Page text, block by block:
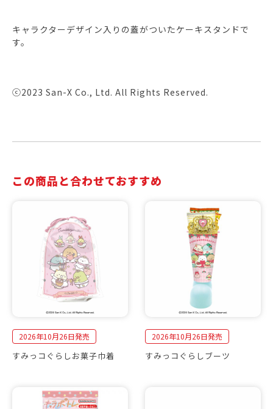
キャラクターデザイン入りの蓋がついたケーキスタンドで
す。
ⓒ2023 San-X Co., Ltd. All Rights Reserved.
この商品と合わせておすすめ
2026年10月26日発売
すみっコぐらしお菓子巾着
2026年10月26日発売
すみっコぐらしブーツ